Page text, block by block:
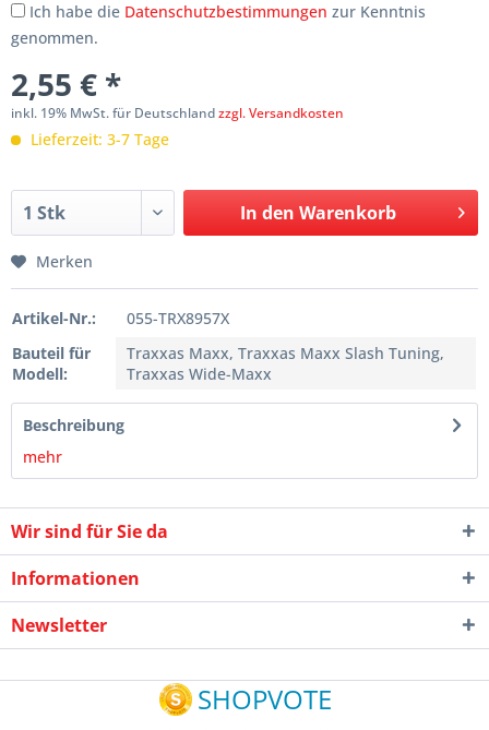
Ich habe die Datenschutzbestimmungen zur Kenntnis
genommen.
2,55 € *
inkl. 19% MwSt. für Deutschlandzzgl. Versandkosten
Lieferzeit: 3-7 Tage
In den Warenkorb
Merken
Artikel-Nr.:
055-TRX8957X
Bauteil für
Modell:
Traxxas Maxx, Traxxas Maxx Slash Tuning,
Traxxas Wide-Maxx
Beschreibung
mehr
Wir sind für Sie da
Informationen
Newsletter